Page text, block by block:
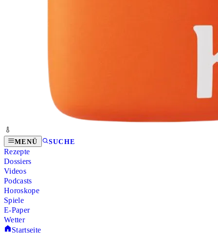
MENÜ SUCHE
Rezepte
Dossiers
Videos
Podcasts
Horoskope
Spiele
E-Paper
Wetter
Startseite